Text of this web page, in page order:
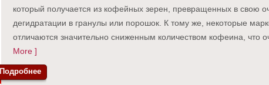
который получается из кофейных зерен, превращенных в свою
дегидратации в гранулы или порошок. К тому же, некоторые
отличаются значительно сниженным количеством кофеина, что
More ]
Подробнее